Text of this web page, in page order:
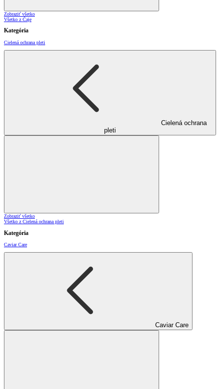
Zobraziť všetko
Všetko z Čaje
Kategória
Cielená ochrana pleti
Cielená ochrana
pleti
Zobraziť všetko
Všetko z Cielená ochrana pleti
Kategória
Caviar Care
Caviar Care